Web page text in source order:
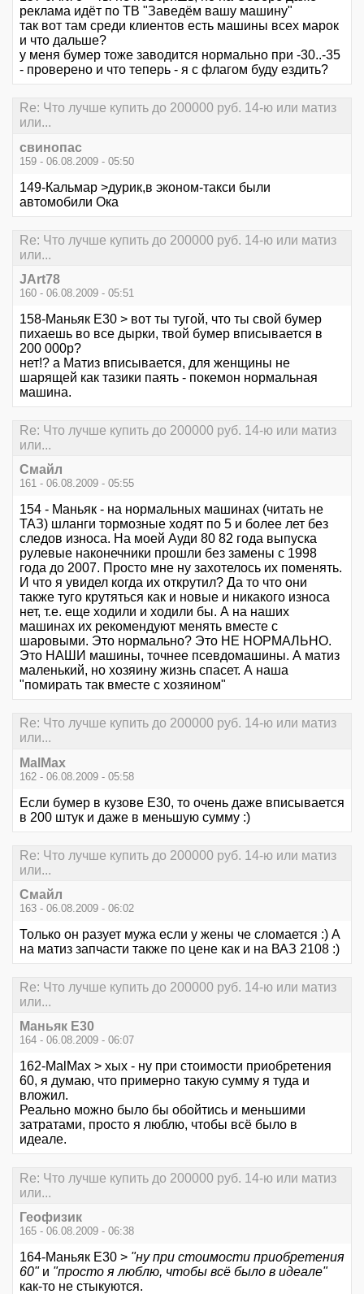
реклама идёт по ТВ "Заведём вашу машину"
так вот там среди клиентов есть машины всех марок
и что дальше?
у меня бумер тоже заводится нормально при -30..-35
- проверено и что теперь - я с флагом буду ездить?
Re: Что лучше купить до 200000 руб. 14-ю или матиз
или...
свинопас
159 - 06.08.2009 - 05:50
149-Кальмар >дурик,в эконом-такси были
автомобили Ока
Re: Что лучше купить до 200000 руб. 14-ю или матиз
или...
JArt78
160 - 06.08.2009 - 05:51
158-Маньяк E30 > вот ты тугой, что ты свой бумер
пихаешь во все дырки, твой бумер вписывается в
200 000р?
нет!? а Матиз вписывается, для женщины не
шарящей как тазики паять - покемон нормальная
машина.
Re: Что лучше купить до 200000 руб. 14-ю или матиз
или...
Смайл
161 - 06.08.2009 - 05:55
154 - Маньяк - на нормальных машинах (читать не
ТАЗ) шланги тормозные ходят по 5 и более лет без
следов износа. На моей Ауди 80 82 года выпуска
рулевые наконечники прошли без замены с 1998
года до 2007. Просто мне ну захотелось их поменять.
И что я увидел когда их открутил? Да то что они
также туго крутяться как и новые и никакого износа
нет, т.е. еще ходили и ходили бы. А на наших
машинах их рекомендуют менять вместе с
шаровыми. Это нормально? Это НЕ НОРМАЛЬНО.
Это НАШИ машины, точнее псевдомашины. А матиз
маленький, но хозяину жизнь спасет. А наша
"помирать так вместе с хозяином"
Re: Что лучше купить до 200000 руб. 14-ю или матиз
или...
MalMax
162 - 06.08.2009 - 05:58
Если бумер в кузове Е30, то очень даже вписывается
в 200 штук и даже в меньшую сумму :)
Re: Что лучше купить до 200000 руб. 14-ю или матиз
или...
Смайл
163 - 06.08.2009 - 06:02
Только он разует мужа если у жены че сломается :) А
на матиз запчасти также по цене как и на ВАЗ 2108 :)
Re: Что лучше купить до 200000 руб. 14-ю или матиз
или...
Маньяк E30
164 - 06.08.2009 - 06:07
162-MalMax > хых - ну при стоимости приобретения
60, я думаю, что примерно такую сумму я туда и
вложил.
Реально можно было бы обойтись и меньшими
затратами, просто я люблю, чтобы всё было в
идеале.
Re: Что лучше купить до 200000 руб. 14-ю или матиз
или...
Геофизик
165 - 06.08.2009 - 06:38
164-Маньяк E30 > "ну при стоимости приобретения
60"и "просто я люблю, чтобы всё было в идеале"
как-то не стыкуются.